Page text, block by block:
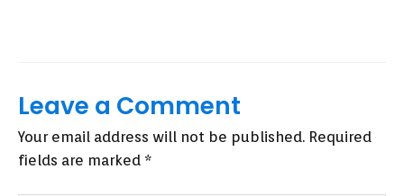
Leave a Comment
Your email address will not be published. Required
fields are marked *